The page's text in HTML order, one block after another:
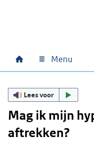
Hoofdnavigatie
Home Menu
Lees voor
Mag ik mijn
aftrekken?